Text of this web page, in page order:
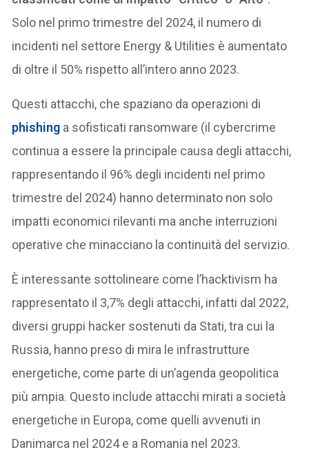
Solo nel primo trimestre del 2024, il numero di
incidenti nel settore Energy & Utilities è aumentato
di oltre il 50% rispetto all’intero anno 2023.
Questi attacchi, che spaziano da operazioni di
phishing a sofisticati ransomware (il cybercrime
continua a essere la principale causa degli attacchi,
rappresentando il 96% degli incidenti nel primo
trimestre del 2024) hanno determinato non solo
impatti economici rilevanti ma anche interruzioni
operative che minacciano la continuità del servizio.
È interessante sottolineare come l’hacktivism ha
rappresentato il 3,7% degli attacchi, infatti dal 2022,
diversi gruppi hacker sostenuti da Stati, tra cui la
Russia, hanno preso di mira le infrastrutture
energetiche, come parte di un’agenda geopolitica
più ampia. Questo include attacchi mirati a società
energetiche in Europa, come quelli avvenuti in
Danimarca nel 2024 e a Romania nel 2023.